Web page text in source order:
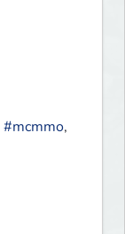
#mcmmo,